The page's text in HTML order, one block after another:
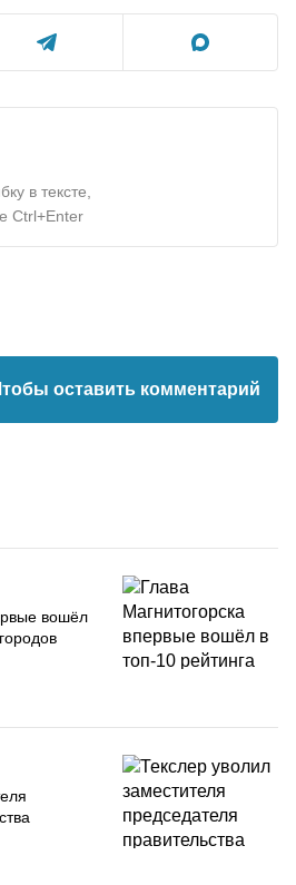
в тексте,
Ctrl+Enter
оставить комментарий
вошёл